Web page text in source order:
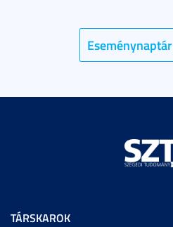
Eseménynaptár
TÁRSKAROK